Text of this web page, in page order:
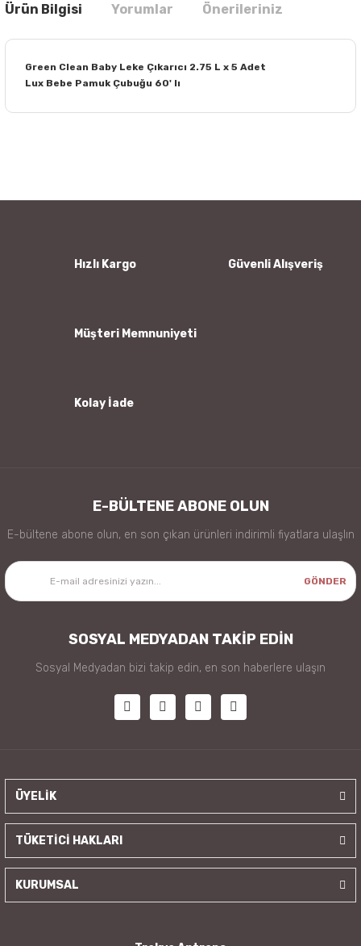
Ürün Bilgisi Yorumlar Önerileriniz
Green Clean Baby Leke Çıkarıcı 2.75 L x 5 Adet
Lux Bebe Pamuk Çubuğu 60' lı
Ürün bilgilerinde hatalar bulunuyor.
Hızlı Kargo Güvenli Alışveriş
Müşteri Memnuniyeti
Kolay İade
E-BÜLTENE ABONE OLUN
E-bültene abone olun, en son çıkan ürünleri indirimli fiyatlara ulaşlın
GÖNDER
SOSYAL MEDYADAN TAKİP EDİN
Sosyal Medyadan bizi takip edin, en son haberlere ulaşın
ÜYELİK
TÜKETİCİ HAKLARI
KURUMSAL